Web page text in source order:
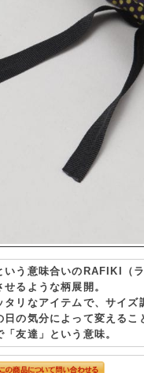
いう意味合いのRAFIKI（
るような柄展開。
リなアイテムで、サイズ
の気分によって変えるこ
友達」という意味。